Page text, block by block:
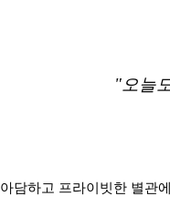
"오늘
아담하고 프라이빗한 별관